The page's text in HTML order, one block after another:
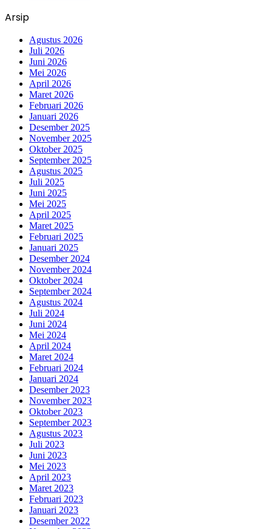
Arsip
Agustus 2026
Juli 2026
Juni 2026
Mei 2026
April 2026
Maret 2026
Februari 2026
Januari 2026
Desember 2025
November 2025
Oktober 2025
September 2025
Agustus 2025
Juli 2025
Juni 2025
Mei 2025
April 2025
Maret 2025
Februari 2025
Januari 2025
Desember 2024
November 2024
Oktober 2024
September 2024
Agustus 2024
Juli 2024
Juni 2024
Mei 2024
April 2024
Maret 2024
Februari 2024
Januari 2024
Desember 2023
November 2023
Oktober 2023
September 2023
Agustus 2023
Juli 2023
Juni 2023
Mei 2023
April 2023
Maret 2023
Februari 2023
Januari 2023
Desember 2022